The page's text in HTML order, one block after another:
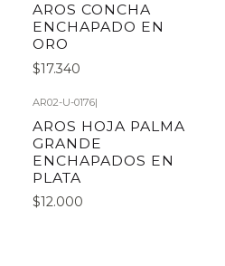
AROS CONCHA
ENCHAPADO EN
ORO
$17.340
AR02-U-0176|
AROS HOJA PALMA
GRANDE
ENCHAPADOS EN
PLATA
$12.000